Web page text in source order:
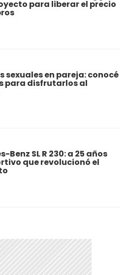
para liberar el precio
sexuales en pareja: conocé
para disfrutarlos al
Benz SL R 230: a 25 años
que revolucionó el